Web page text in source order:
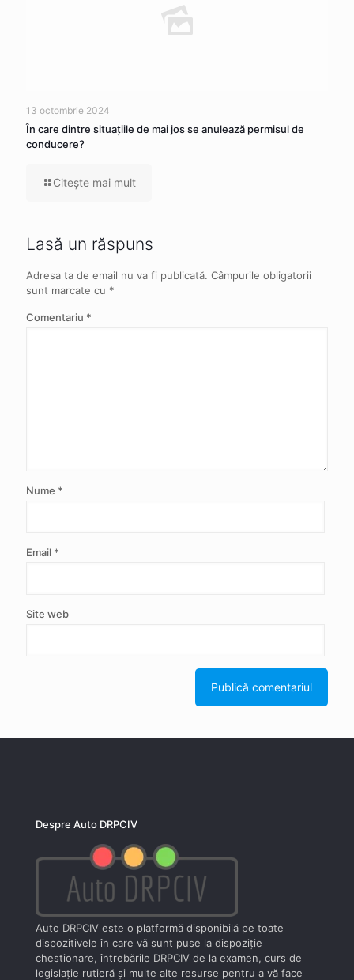
13 octombrie 2024
În care dintre situaţiile de mai jos se anulează permisul de
conducere?
Citeşte mai mult
Lasă un răspuns
Adresa ta de email nu va fi publicată. Câmpurile obligatorii
sunt marcate cu *
Comentariu *
Nume *
Email *
Site web
Despre Auto DRPCIV
Auto DRPCIV este o platformă disponibilă pe toate
dispozitivele în care vă sunt puse la dispoziţie
chestionare, întrebările DRPCIV de la examen, curs de
legislaţie rutieră şi multe alte resurse pentru a vă face